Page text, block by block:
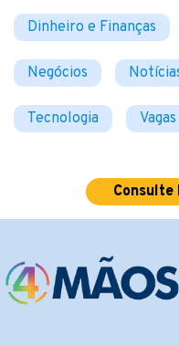
Dinheiro e Finanças
Negócios
Tecnologia Vagas
Consulte